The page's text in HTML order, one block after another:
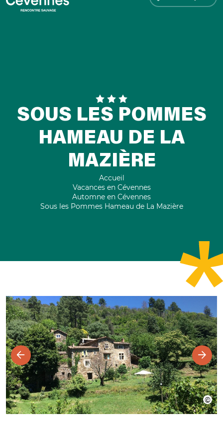
SOUS LES POMMES
HAMEAU DE LA
MAZIÈRE
Accueil
Vacances en Cévennes
Automne en Cévennes
Sous les Pommes Hameau de La Mazière